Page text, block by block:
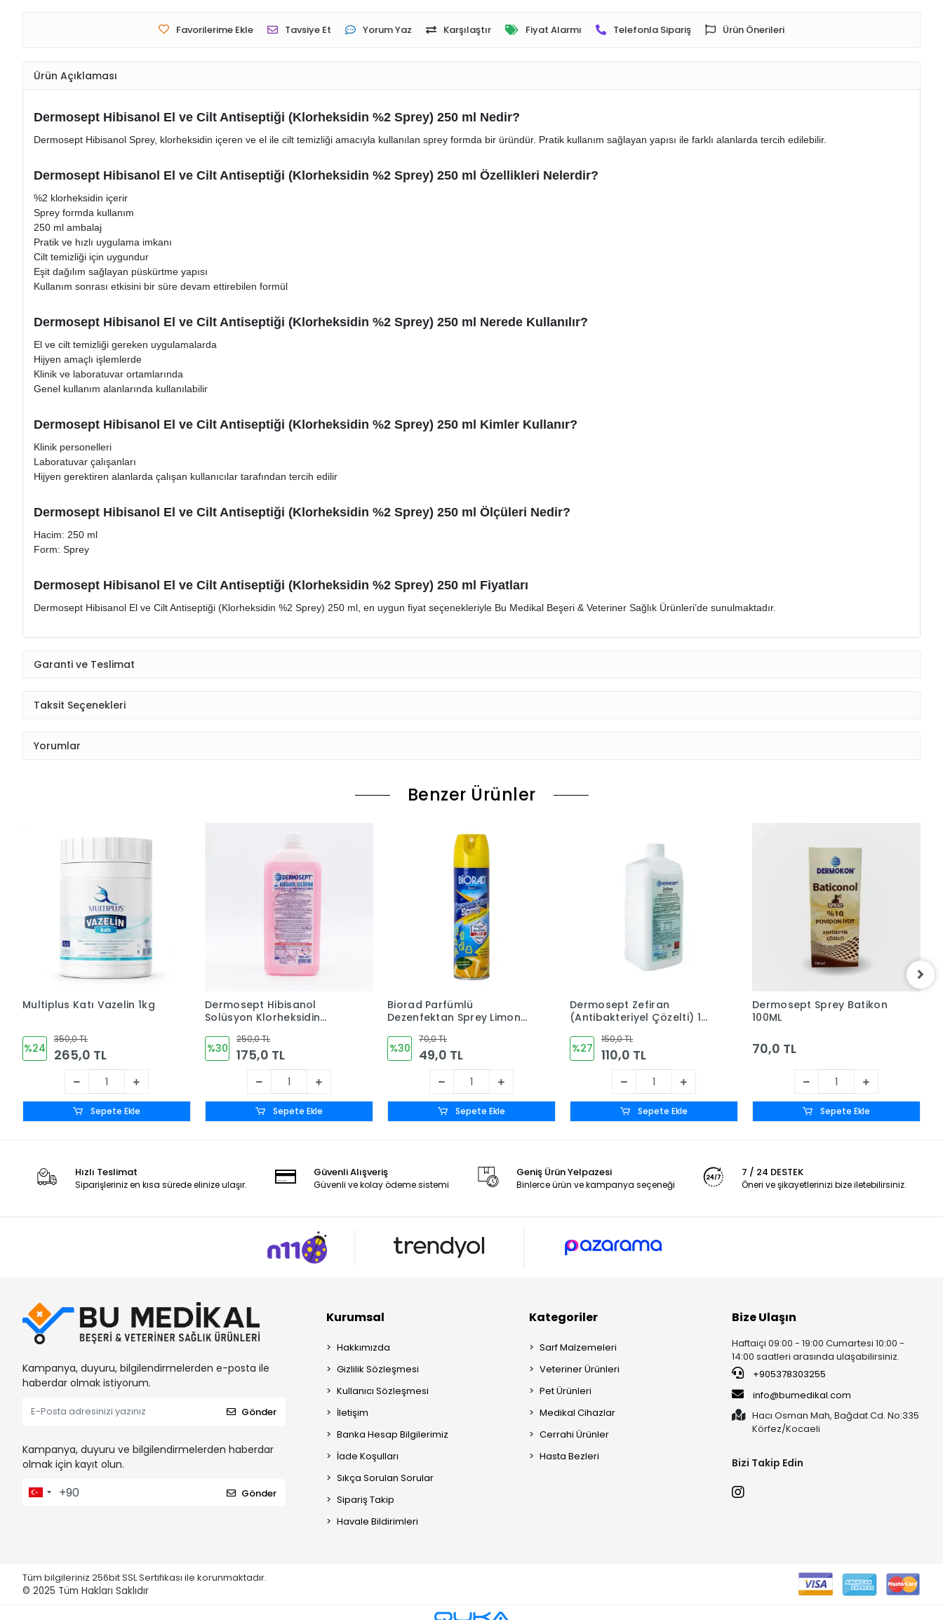
Favorilerime Ekle Tavsiye Et Yorum Yaz Karşılaştır Fiyat Alarmı Telefonla Sipariş Ürün Önerileri
Ürün Açıklaması
Dermosept Hibisanol El ve Cilt Antiseptiği (Klorheksidin %2 Sprey) 250 ml Nedir?
Dermosept Hibisanol Sprey, klorheksidin içeren ve el ile cilt temizliği amacıyla kullanılan sprey formda bir üründür. Pratik kullanım sağlayan yapısı ile farklı alanlarda tercih edilebilir.
Dermosept Hibisanol El ve Cilt Antiseptiği (Klorheksidin %2 Sprey) 250 ml Özellikleri Nelerdir?
%2 klorheksidin içerir
Sprey formda kullanım
250 ml ambalaj
Pratik ve hızlı uygulama imkanı
Cilt temizliği için uygundur
Eşit dağılım sağlayan püskürtme yapısı
Kullanım sonrası etkisini bir süre devam ettirebilen formül
Dermosept Hibisanol El ve Cilt Antiseptiği (Klorheksidin %2 Sprey) 250 ml Nerede Kullanılır?
El ve cilt temizliği gereken uygulamalarda
Hijyen amaçlı işlemlerde
Klinik ve laboratuvar ortamlarında
Genel kullanım alanlarında kullanılabilir
Dermosept Hibisanol El ve Cilt Antiseptiği (Klorheksidin %2 Sprey) 250 ml Kimler Kullanır?
Klinik personelleri
Laboratuvar çalışanları
Hijyen gerektiren alanlarda çalışan kullanıcılar tarafından tercih edilir
Dermosept Hibisanol El ve Cilt Antiseptiği (Klorheksidin %2 Sprey) 250 ml Ölçüleri Nedir?
Hacim: 250 ml
Form: Sprey
Dermosept Hibisanol El ve Cilt Antiseptiği (Klorheksidin %2 Sprey) 250 ml Fiyatları
Dermosept Hibisanol El ve Cilt Antiseptiği (Klorheksidin %2 Sprey) 250 ml, en uygun fiyat seçenekleriyle Bu Medikal Beşeri & Veteriner Sağlık Ürünleri’de sunulmaktadır.
Garanti ve Teslimat
Taksit Seçenekleri
Yorumlar
Benzer Ürünler
Multiplus Katı Vazelin 1kg
%24
350,0 TL
265,0 TL
Sepete Ekle
Dermosept Hibisanol
Solüsyon Klorheksidin
Bazlı (10%) 1 LT
%30
250,0 TL
175,0 TL
Sepete Ekle
Biorad Parfümlü
Dezenfektan Sprey Limon
%30
70,0 TL
49,0 TL
Sepete Ekle
Dermosept Zefiran
(Antibakteriyel Çözelti) 1
%27
150,0 TL
110,0 TL
Sepete Ekle
Dermosept Sprey Batikon
100ML
70,0 TL
Sepete Ekle
Hızlı Teslimat
Siparişleriniz en kısa sürede elinize ulaşır.
Güvenli Alışveriş
Güvenli ve kolay ödeme sistemi
Geniş Ürün Yelpazesi
Binlerce ürün ve kampanya seçeneği
7 / 24 DESTEK
Öneri ve şikayetlerinizi bize iletebilirsiniz.
Kampanya, duyuru, bilgilendirmelerden e-posta ile
haberdar olmak istiyorum.
Gönder
Kampanya, duyuru ve bilgilendirmelerden haberdar
olmak için kayıt olun.
Gönder
Kurumsal
Hakkımızda
Gizlilik Sözleşmesi
Kullanıcı Sözleşmesi
İletişim
Banka Hesap Bilgilerimiz
İade Koşulları
Sıkça Sorulan Sorular
Sipariş Takip
Havale Bildirimleri
Kategoriler
Sarf Malzemeleri
Veteriner Ürünleri
Pet Ürünleri
Medikal Cihazlar
Cerrahi Ürünler
Hasta Bezleri
Bize Ulaşın
Haftaiçi 09:00 - 19:00 Cumartesi 10:00 -
14:00 saatleri arasında ulaşabilirsiniz.
+905378303255
info@bumedikal.com
Hacı Osman Mah, Bağdat Cd. No:335
Körfez/Kocaeli
Bizi Takip Edin
Tüm bilgileriniz 256bit SSL Sertifikası ile korunmaktadır.
© 2025 Tüm Hakları Saklıdır